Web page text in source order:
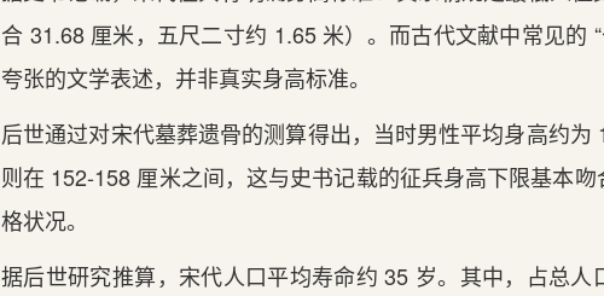
合 31.68 厘米，五尺二寸约 1.65 米）。而古代文献中常见的
夸张的文学表述，并非真实身高标准。
后世通过对宋代墓葬遗骨的测算得出，当时男性平均身高约为
则在 152-158 厘米之间，这与史书记载的征兵身高下限基本
格状况。
据后世研究推算，宋代人口平均寿命约 35 岁。其中，占总人